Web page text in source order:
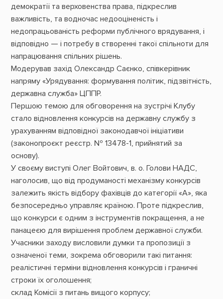
демократії та верховенства права, підкреслив
важливість, та водночас недооціненість і
недопрацьованість реформи публічного врядування, і
відповідно — і потребу в створенні такої спільноти для
напрацювання спільних рішень.
Модерував захід Олександр Саєнко, співкерівник
напряму «Урядування: формування політик, підзвітність,
державна служба» ЦППР.
Першою темою для обговорення на зустрічі Клубу
стало відновлення конкурсів на державну службу з
урахуванням відповідної законодавчої ініціативи
(законопроєкт реєстр. № 13478-1, прийнятий за
основу).
У своєму виступі Олег Войтович, в. о. Голови НАДС,
наголосив, що від продуманості механізму конкурсів
залежить якість відбору фахівців до категорії «А», яка
безпосередньо управляє країною. Проте підкреслив,
що конкурси є одним з інструментів покращення, а не
панацеєю для вирішення проблем державної служби.
Учасники заходу висловили думки та пропозиції з
означеної теми, зокрема обговорили такі питання:
реалістичні терміни відновлення конкурсів і граничні
строки їх оголошення;
склад Комісії з питань вищого корпусу;